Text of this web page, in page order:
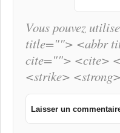
Vous pouvez
title=""> <abbr
cite=""> <cite>
<strike> <strong>